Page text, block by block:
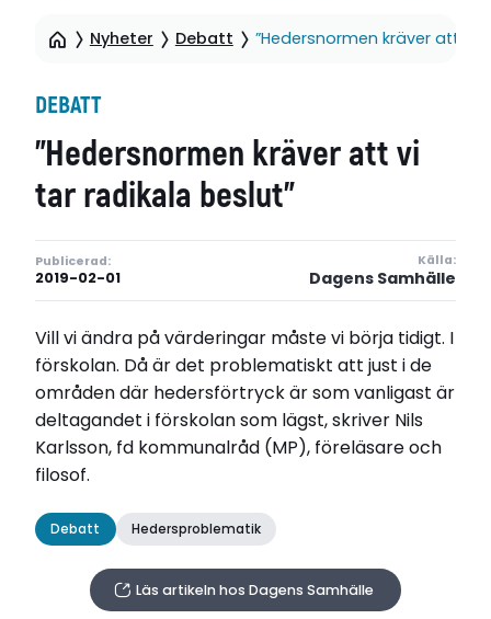
Nyheter Debatt ”Hedersnormen kräver att vi
DEBATT
”Hedersnormen kräver att vi
tar radikala beslut”
Publicerad:
2019-02-01
Källa:
Dagens Samhälle
Vill vi ändra på värderingar måste vi börja tidigt. I
förskolan. Då är det problematiskt att just i de
områden där hedersförtryck är som vanligast är
deltagandet i förskolan som lägst, skriver Nils
Karlsson, fd kommunalråd (MP), föreläsare och
filosof.
Debatt Hedersproblematik
Läs artikeln hos Dagens Samhälle